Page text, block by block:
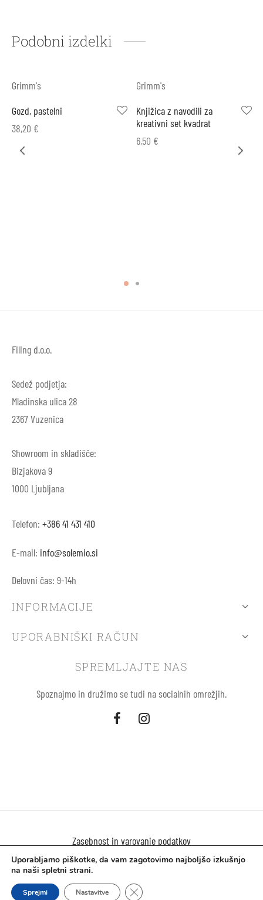
Podobni izdelki
Grimm's
Gozd, pastelni
38,20 €
Grimm's
Knjižica z navodili za
kreativni set kvadrat
6,50 €
Filing d.o.o.
Sedež podjetja:
Mladinska ulica 28
2367 Vuzenica
Showroom in skladišče:
Bizjakova 9
1000 Ljubljana
Telefon: +386 41 431 410
E-mail: info@solemio.si
Delovni čas: 9-14h
INFORMACIJE
UPORABNIŠKI RAČUN
SPREMLJAJTE NAS
Spoznajmo in družimo se tudi na socialnih omrežjih.
Zasebnost in varovanje podatkov
Uporaba piškokov
©2021 Solemio.si
Uporabljamo piškotke, da vam zagotovimo najboljšo izkušnjo
na naši spletni strani.
Sprejmi Nastavitve Close GDPR Cookie Banner